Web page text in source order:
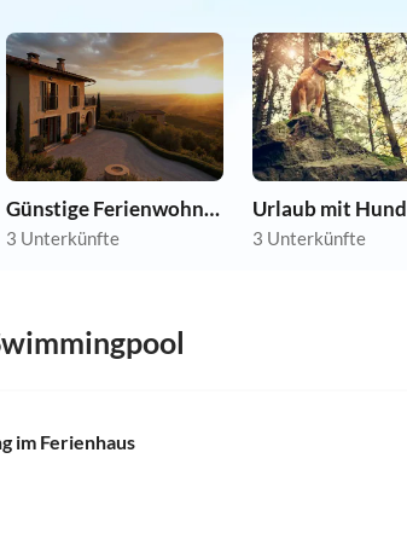
Günstige Ferienwohnungen
3 Unterkünfte
Urlaub mit Hund
3 Unterkünfte
im Ferienhaus